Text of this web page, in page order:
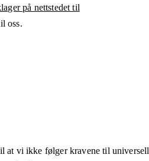
på nettstedet til
oss.
at vi ikke følger kravene til universell